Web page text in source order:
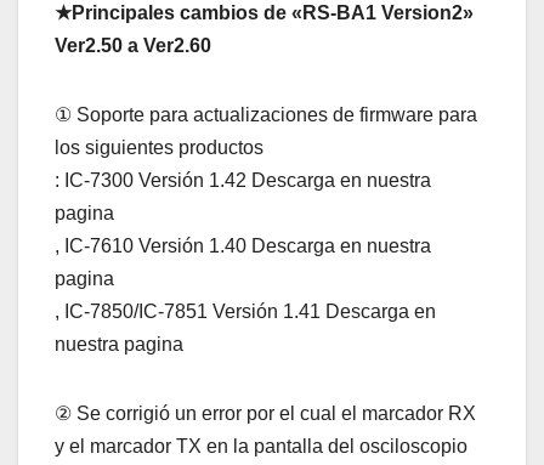
★Principales cambios de «RS-BA1 Version2»
Ver2.50 a Ver2.60
① Soporte para actualizaciones de firmware para
los siguientes productos
: IC-7300 Versión 1.42 Descarga en nuestra
pagina
, IC-7610 Versión 1.40 Descarga en nuestra
pagina
, IC-7850/IC-7851 Versión 1.41 Descarga en
nuestra pagina
② Se corrigió un error por el cual el marcador RX
y el marcador TX en la pantalla del osciloscopio